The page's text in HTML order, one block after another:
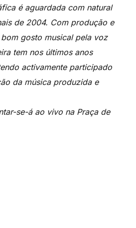
é aguardada com natural
de 2004. Com produção e
gosto musical pela voz
tem nos últimos anos
activamente participado
da música produzida e
se-á ao vivo na Praça de